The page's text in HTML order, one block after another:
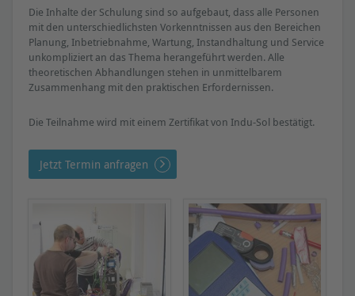
Die Inhalte der Schulung sind so aufgebaut, dass alle Personen
mit den unterschiedlichsten Vorkenntnissen aus den Bereichen
Planung, Inbetriebnahme, Wartung, Instandhaltung und Service
unkompliziert an das Thema herangeführt werden. Alle
theoretischen Abhandlungen stehen in unmittelbarem
Zusammenhang mit den praktischen Erfordernissen.
Die Teilnahme wird mit einem Zertifikat von Indu-Sol bestätigt.
Jetzt Termin anfragen